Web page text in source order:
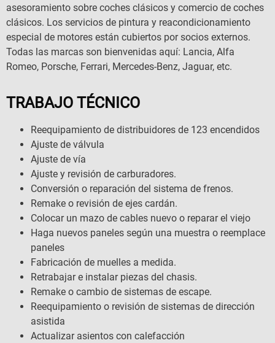
asesoramiento sobre coches clásicos y comercio de coches
clásicos. Los servicios de pintura y reacondicionamiento
especial de motores están cubiertos por socios externos.
Todas las marcas son bienvenidas aquí: Lancia, Alfa
Romeo, Porsche, Ferrari, Mercedes-Benz, Jaguar, etc.
TRABAJO TÉCNICO
Reequipamiento de distribuidores de 123 encendidos
Ajuste de válvula
Ajuste de vía
Ajuste y revisión de carburadores.
Conversión o reparación del sistema de frenos.
Remake o revisión de ejes cardán.
Colocar un mazo de cables nuevo o reparar el viejo
Haga nuevos paneles según una muestra o reemplace
paneles
Fabricación de muelles a medida.
Retrabajar e instalar piezas del chasis.
Remake o cambio de sistemas de escape.
Reequipamiento o revisión de sistemas de dirección
asistida
Actualizar asientos con calefacción